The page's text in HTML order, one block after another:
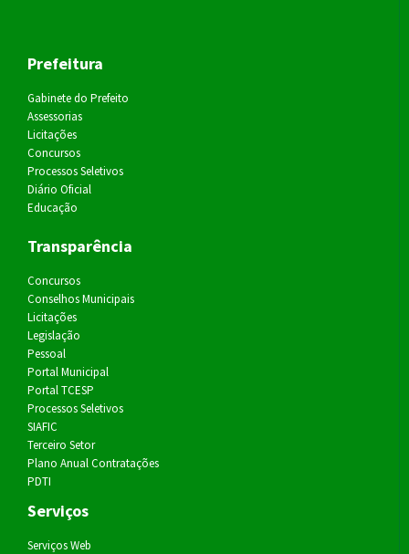
Prefeitura
Gabinete do Prefeito
Assessorias
Licitações
Concursos
Processos Seletivos
Diário Oficial
Educação
Transparência
Concursos
Conselhos Municipais
Licitações
Legislação
Pessoal
Portal Municipal
Portal TCESP
Processos Seletivos
SIAFIC
Terceiro Setor
Plano Anual Contratações
PDTI
Serviços
Serviços Web